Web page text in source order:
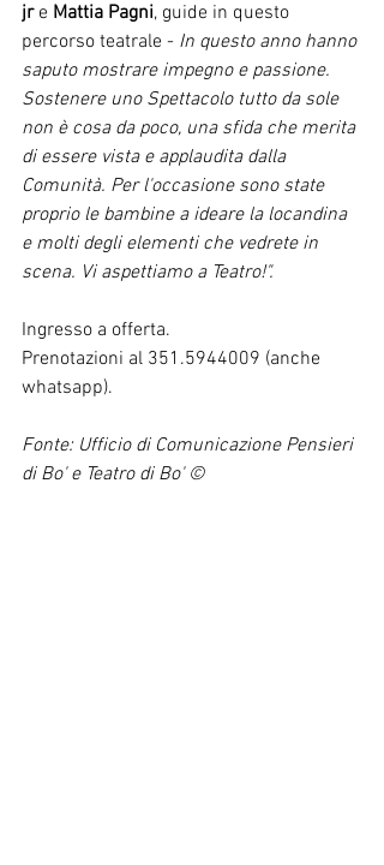
jr e Mattia Pagni, guide in questo
percorso teatrale - In questo anno hanno
saputo mostrare impegno e passione.
Sostenere uno Spettacolo tutto da sole
non è cosa da poco, una sfida che merita
di essere vista e applaudita dalla
Comunità. Per l'occasione sono state
proprio le bambine a ideare la locandina
e molti degli elementi che vedrete in
scena. Vi aspettiamo a Teatro!".
Ingresso a offerta.
Prenotazioni al 351.5944009 (anche
whatsapp).
Fonte: Ufficio di Comunicazione Pensieri
di Bo' e Teatro di Bo' ©